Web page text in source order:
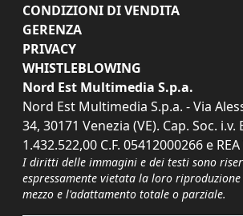
CONDIZIONI DI VENDITA
GERENZA
PRIVACY
WHISTLEBLOWING
Nord Est Multimedia S.p.a.
Nord Est Multimedia S.p.a. - Via
34, 30171 Venezia (VE). Cap. Soc. i.v.
1.432.522,00 C.F. 05412000266 e
I diritti delle immagini e dei testi sono
espressamente vietata la loro
mezzo e l'adattamento totale o parziale.